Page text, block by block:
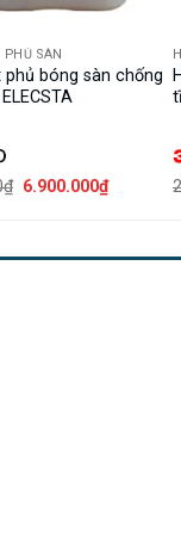
SÀN
phủ bóng sàn chống
₫ Giá
6.900.000₫Giá
hiện